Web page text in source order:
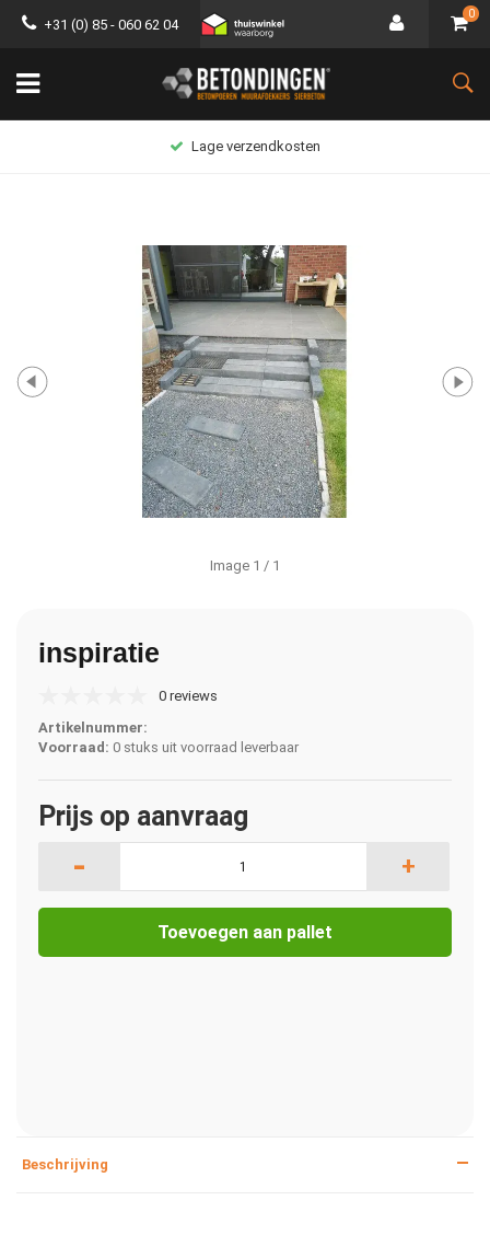
+31 (0) 85 - 060 62 04
0
Lage verzendkosten
Image 1 / 1
inspiratie
0 reviews
Artikelnummer:
Voorraad: 0 stuks uit voorraad leverbaar
Prijs op aanvraag
- +
Toevoegen aan pallet
Beschrijving